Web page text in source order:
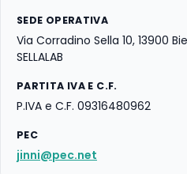
SEDE OPERATIVA
Via Corradino Sella 10, 13900
SELLALAB
PARTITA IVA E C.F.
P.IVA e C.F. 09316480962
PEC
jinni@pec.net